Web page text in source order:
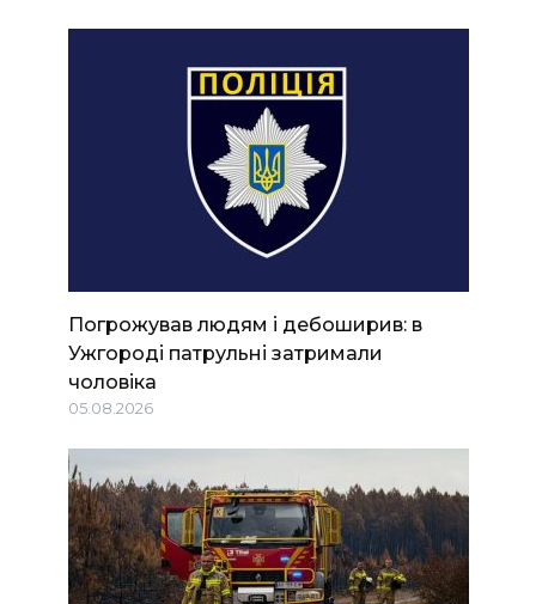
Погрожував людям і дебоширив: в
Ужгороді патрульні затримали
чоловіка
05.08.2026